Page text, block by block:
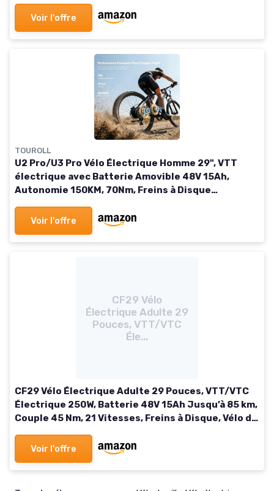
Voir l'offre
TOUROLL
U2 Pro/U3 Pro Vélo Électrique Homme 29", VTT
électrique avec Batterie Amovible 48V 15Ah,
Autonomie 150KM, 70Nm, Freins à Disque
PRO-NOIR
Voir l'offre
CF29 Vélo
Électrique Adulte 29
Pouces, VTT/VTC
Éle...
CF29 Vélo Électrique Adulte 29 Pouces, VTT/VTC
Électrique 250W, Batterie 48V 15Ah Jusqu’à 85 km,
Couple 45 Nm, 21 Vitesses, Freins à Disque, Vélo de
Voir l'offre